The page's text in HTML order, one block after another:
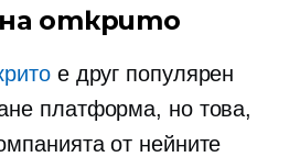
открито
е друг популярен
платформа, но това,
от нейните